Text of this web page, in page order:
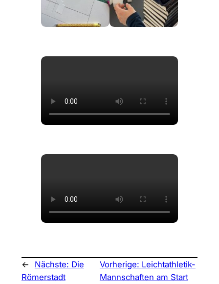
← Nächste: Die
Römerstadt
Vorherige: Leichtathletik-
Mannschaften am Start